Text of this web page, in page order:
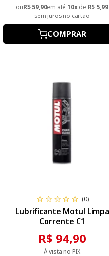
ouR$ 59,90em até10x de R$ 5,99
sem juros no cartão
COMPRAR
(0)
Lubrificante Motul Limpa
Corrente C1
R$ 94,90
À vista no PIX